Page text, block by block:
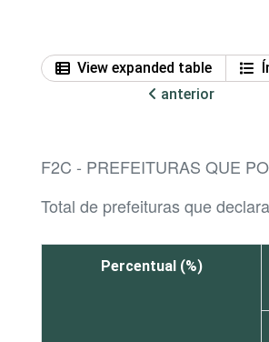
View expanded table
anterior
F2C - PREFEITURAS QUE
Total de prefeituras que
Percentual (%)